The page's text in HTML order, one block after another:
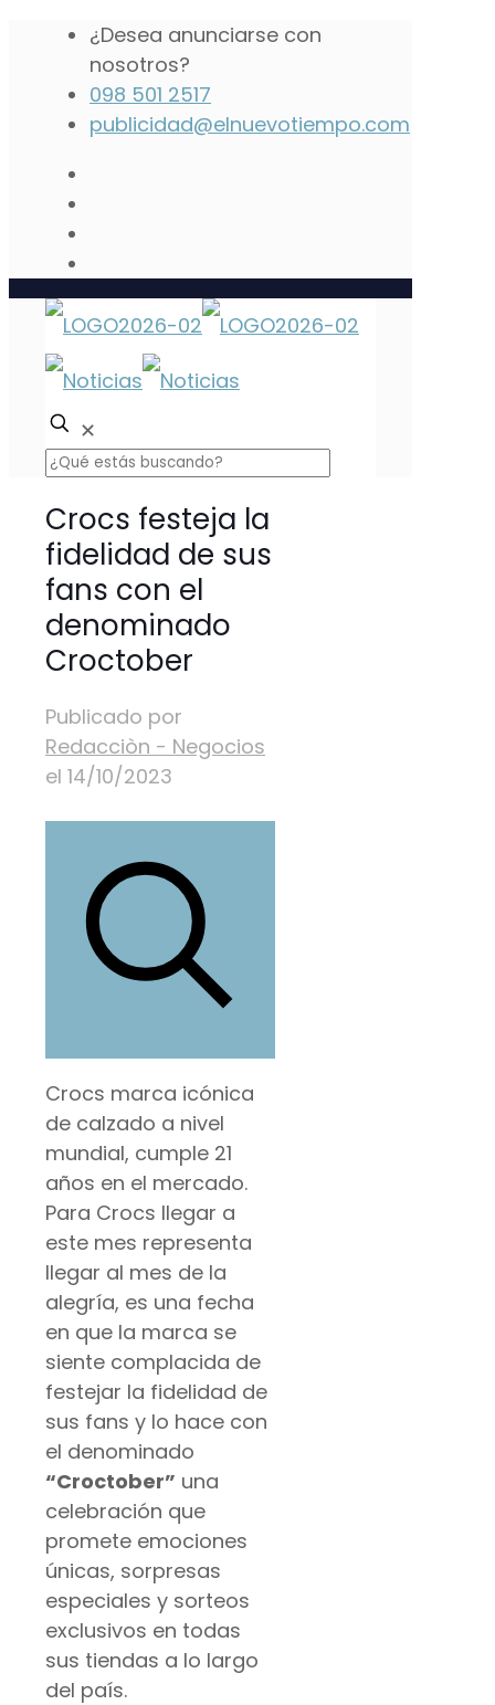
¿Desea anunciarse con
nosotros?
098 501 2517
publicidad@elnuevotiempo.com
✕
Crocs festeja la
fidelidad de sus
fans con el
denominado
Croctober
Publicado por
Redacciòn - Negocios
el 14/10/2023
Crocs marca icónica
de calzado a nivel
mundial, cumple 21
años en el mercado.
Para Crocs llegar a
este mes representa
llegar al mes de la
alegría, es una fecha
en que la marca se
siente complacida de
festejar la fidelidad de
sus fans y lo hace con
el denominado
“Croctober” una
celebración que
promete emociones
únicas, sorpresas
especiales y sorteos
exclusivos en todas
sus tiendas a lo largo
del país.